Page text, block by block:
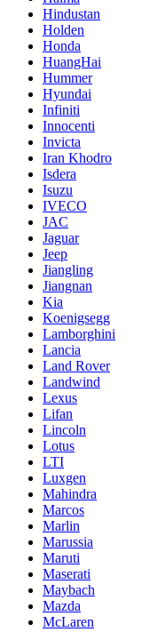
Hindustan
Holden
Honda
HuangHai
Hummer
Hyundai
Infiniti
Innocenti
Invicta
Iran Khodro
Isdera
Isuzu
IVECO
JAC
Jaguar
Jeep
Jiangling
Jiangnan
Kia
Koenigsegg
Lamborghini
Lancia
Land Rover
Landwind
Lexus
Lifan
Lincoln
Lotus
LTI
Luxgen
Mahindra
Marcos
Marlin
Marussia
Maruti
Maserati
Maybach
Mazda
McLaren